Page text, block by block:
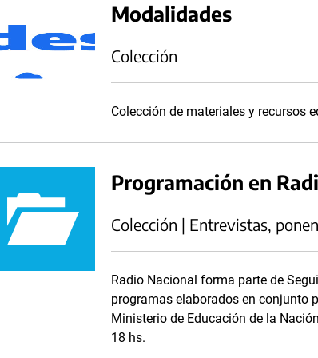
Modalidades
Colección
Colección de materiales y recursos
Programación en
Colección | Entrevistas,
Radio Nacional forma parte de
programas elaborados en conjunto
Ministerio de Educación de la
18 hs.